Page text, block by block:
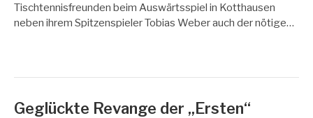
Tischtennisfreunden beim Auswärtsspiel in Kotthausen
neben ihrem Spitzenspieler Tobias Weber auch der nötige…
Geglückte Revange der „Ersten“